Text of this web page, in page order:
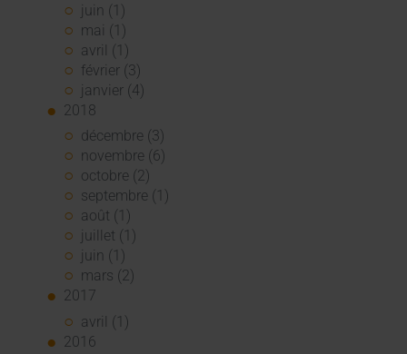
juin (1)
mai (1)
avril (1)
février (3)
janvier (4)
2018
décembre (3)
novembre (6)
octobre (2)
septembre (1)
août (1)
juillet (1)
juin (1)
mars (2)
2017
avril (1)
2016